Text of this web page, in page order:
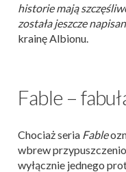
historie mają
została jeszcze
krainę Albionu.
Fable –
Chociaż seria Fable
wbrew
wyłącznie jednego